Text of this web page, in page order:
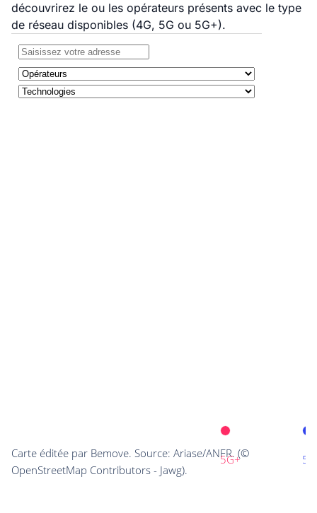
découvrirez le ou les opérateurs présents avec le type
de réseau disponibles (4G, 5G ou 5G+).